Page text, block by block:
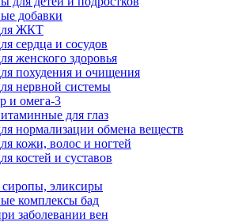
добавки
ЖКТ
сердца и сосудов
женского здоровья
похудения и очищения
нервной системы
и омега-3
для глаз
нормализации обмена веществ
кожи, волос и ногтей
костей и суставов
сиропы, эликсиры
комплексы бад
заболевании вен